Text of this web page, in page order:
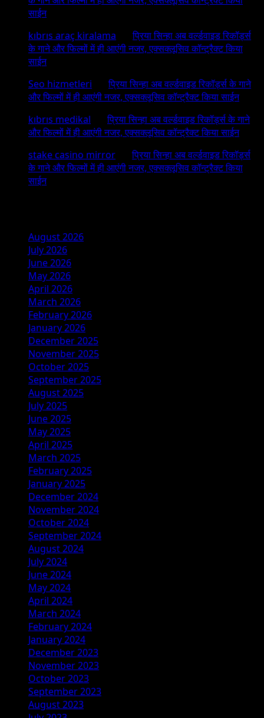
साईन
kıbrıs araç kiralama onप्रिया सिन्हा अब वर्ल्डवाइड रिकॉर्ड्स
के गाने और फिल्मों में ही आएंगी नजर, एक्सक्लूसिव कॉन्ट्रैक्ट किया
साईन
Seo hizmetleri onप्रिया सिन्हा अब वर्ल्डवाइड रिकॉर्ड्स के गाने
और फिल्मों में ही आएंगी नजर, एक्सक्लूसिव कॉन्ट्रैक्ट किया साईन
kıbrıs medikal onप्रिया सिन्हा अब वर्ल्डवाइड रिकॉर्ड्स के गाने
और फिल्मों में ही आएंगी नजर, एक्सक्लूसिव कॉन्ट्रैक्ट किया साईन
stake casino mirror onप्रिया सिन्हा अब वर्ल्डवाइड रिकॉर्ड्स
के गाने और फिल्मों में ही आएंगी नजर, एक्सक्लूसिव कॉन्ट्रैक्ट किया
साईन
August 2026
July 2026
June 2026
May 2026
April 2026
March 2026
February 2026
January 2026
December 2025
November 2025
October 2025
September 2025
August 2025
July 2025
June 2025
May 2025
April 2025
March 2025
February 2025
January 2025
December 2024
November 2024
October 2024
September 2024
August 2024
July 2024
June 2024
May 2024
April 2024
March 2024
February 2024
January 2024
December 2023
November 2023
October 2023
September 2023
August 2023